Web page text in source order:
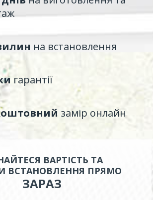
на встановлення
гарантії
замір онлайн
ВАРТІСТЬ ТА
ВСТАНОВЛЕННЯ ПРЯМО
ЗАРАЗ